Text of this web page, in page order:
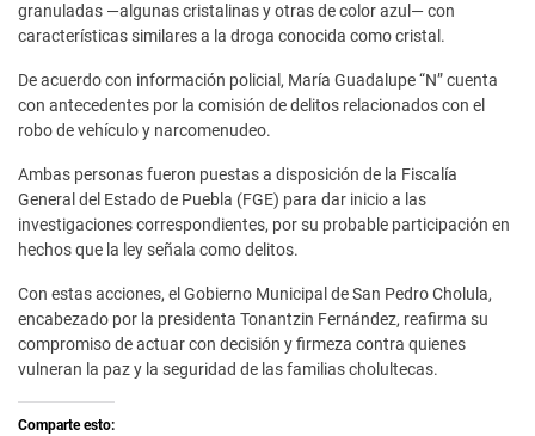
granuladas —algunas cristalinas y otras de color azul— con
características similares a la droga conocida como cristal.
De acuerdo con información policial, María Guadalupe “N” cuenta
con antecedentes por la comisión de delitos relacionados con el
robo de vehículo y narcomenudeo.
Ambas personas fueron puestas a disposición de la Fiscalía
General del Estado de Puebla (FGE) para dar inicio a las
investigaciones correspondientes, por su probable participación en
hechos que la ley señala como delitos.
Con estas acciones, el Gobierno Municipal de San Pedro Cholula,
encabezado por la presidenta Tonantzin Fernández, reafirma su
compromiso de actuar con decisión y firmeza contra quienes
vulneran la paz y la seguridad de las familias cholultecas.
Comparte esto: